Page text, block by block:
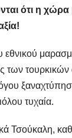
ότι η
των
τυχαία.
Τσούκαλη,